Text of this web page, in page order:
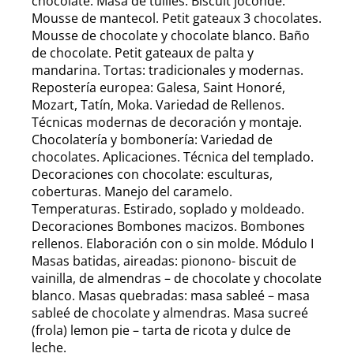
Mousse de mantecol. Petit gateaux 3 chocolates.
Mousse de chocolate y chocolate blanco. Baño
de chocolate. Petit gateaux de palta y
mandarina. Tortas: tradicionales y modernas.
Repostería europea: Galesa, Saint Honoré,
Mozart, Tatín, Moka. Variedad de Rellenos.
Técnicas modernas de decoración y montaje.
Chocolatería y bombonería: Variedad de
chocolates. Aplicaciones. Técnica del templado.
Decoraciones con chocolate: esculturas,
coberturas. Manejo del caramelo.
Temperaturas. Estirado, soplado y moldeado.
Decoraciones Bombones macizos. Bombones
rellenos. Elaboración con o sin molde. Módulo I
Masas batidas, aireadas: pionono- biscuit de
vainilla, de almendras – de chocolate y chocolate
blanco. Masas quebradas: masa sableé – masa
sableé de chocolate y almendras. Masa sucreé
(frola) lemon pie – tarta de ricota y dulce de
leche.